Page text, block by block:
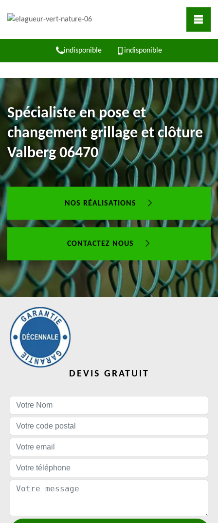
indisponible indisponible
Spécialiste en pose et
changement grillage et clôture
Valberg 06470
NOS RÉALISATIONS
CONTACTEZ NOUS
DEVIS GRATUIT